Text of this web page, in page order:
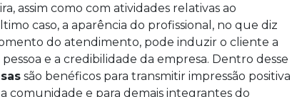
assim como com atividades relativas ao
caso, a aparência do profissional, no que diz
do atendimento, pode induzir o cliente a
e a credibilidade da empresa. Dentro desse
são benéficos para transmitir impressão positiva
comunidade e para demais integrantes do